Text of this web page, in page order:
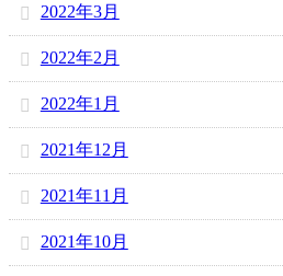
2022年3月
2022年2月
2022年1月
2021年12月
2021年11月
2021年10月